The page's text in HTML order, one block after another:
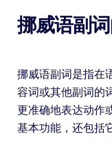
挪威语副
挪威语副词是指在
容词或其他副词的
更准确地表达动作
基本功能，还包括